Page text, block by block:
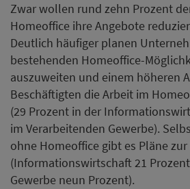
Zwar wollen rund zehn Prozent
Homeoffice ihre Angebote
Deutlich häufiger planen
bestehenden Homeoffice-
auszuweiten und einem höheren
Beschäftigten die Arbeit im
(29 Prozent in der
im Verarbeitenden Gewerbe).
ohne Homeoffice gibt es Pläne
(Informationswirtschaft 21
Gewerbe neun Prozent).